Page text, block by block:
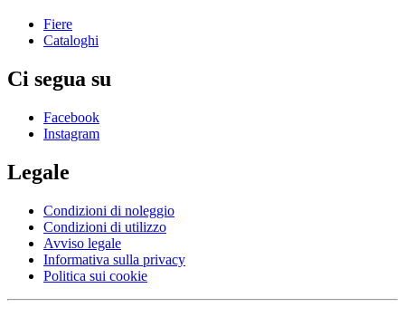
Fiere
Cataloghi
Ci segua su
Facebook
Instagram
Legale
Condizioni di noleggio
Condizioni di utilizzo
Avviso legale
Informativa sulla privacy
Politica sui cookie